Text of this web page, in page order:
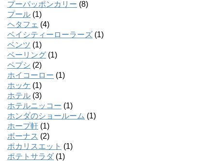
プーパッポンカリー (8)
プール (1)
ヘタフェ (4)
ベイシティーローラーズ (1)
ベンツ (1)
ベーリング (1)
ペプシ (2)
ホイコーロー (1)
ホッケ (1)
ホテル (3)
ホテルニッコー (1)
ホンダのショールーム (1)
ホープ軒 (1)
ボーナス (2)
ポカリスエット (1)
ポテトサラダ (1)